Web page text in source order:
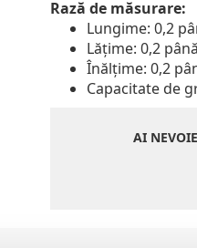
Rază de măsurare:
Lungime: 0,2
Lățime: 0,2
Înălțime: 0,2
Capacitate de
AI